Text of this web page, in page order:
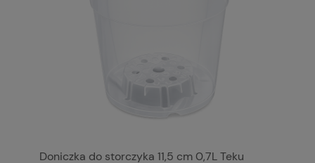
Doniczka do storczyka 11,5 cm 0,7L Teku